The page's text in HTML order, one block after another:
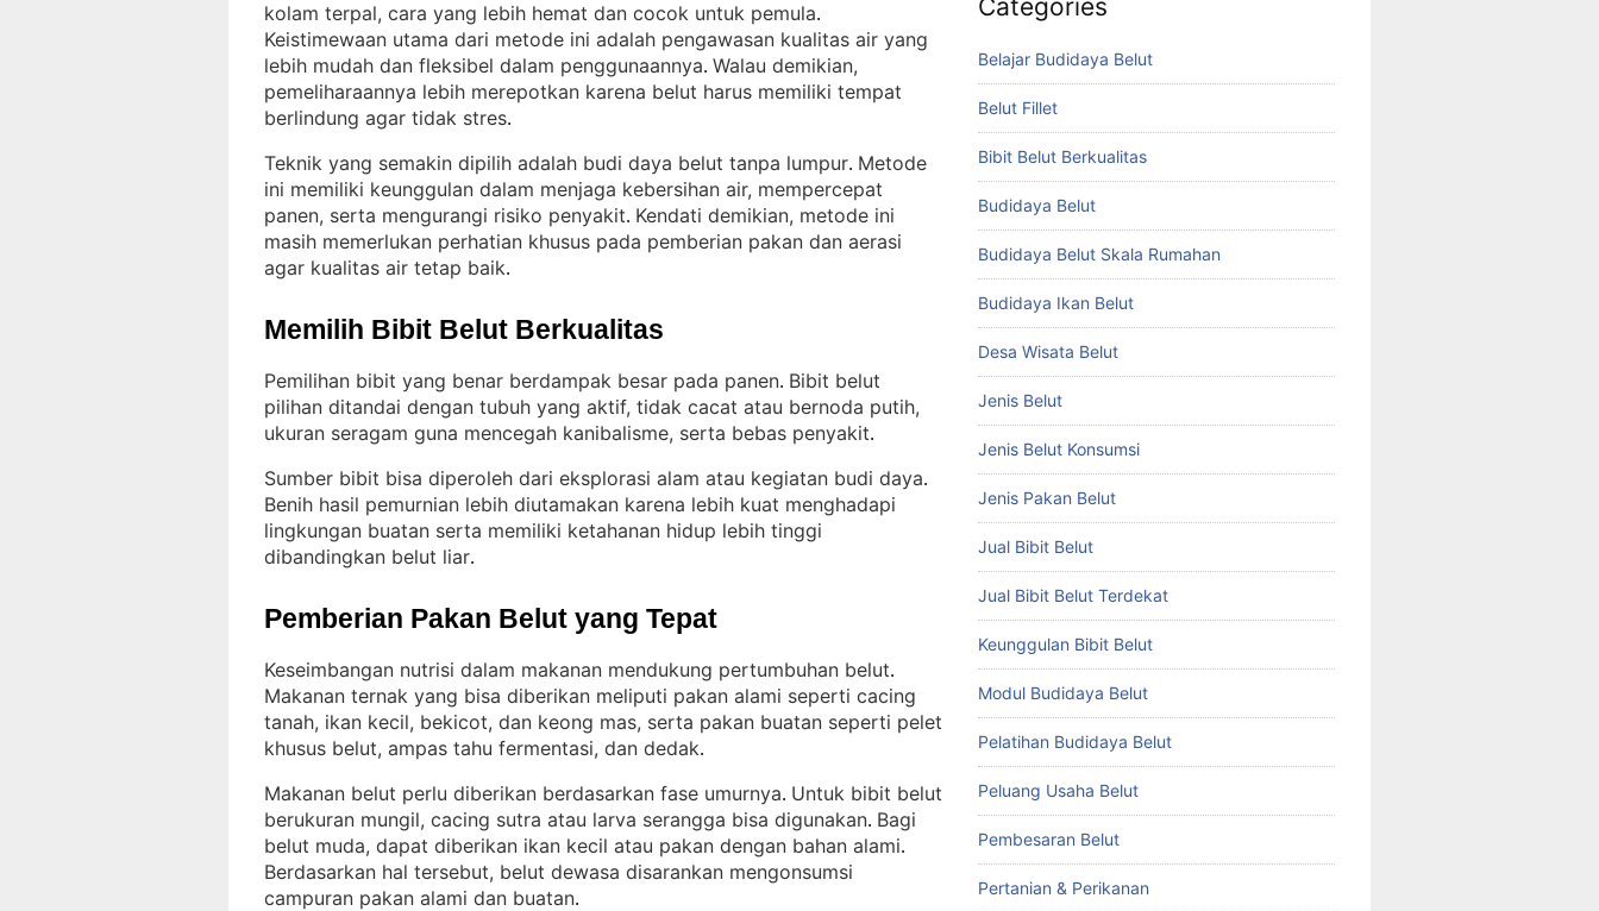
kolam terpal, cara yang lebih hemat dan cocok untuk pemula
Keistimewaan utama dari metode ini adalah pengawasan kualitas air yang
lebih mudah dan fleksibel dalam penggunaannya. Walau demikian,
pemeliharaannya lebih merepotkan karena belut harus memiliki tempat
berlindung agar tidak stres.
Teknik yang semakin dipilih adalah budi daya belut tanpa lumpur. Metode
ini memiliki keunggulan dalam menjaga kebersihan air, mempercepat
panen, serta mengurangi risiko penyakit. Kendati demikian, metode ini
masih memerlukan perhatian khusus pada pemberian pakan dan aerasi
agar kualitas air tetap baik.
Memilih Bibit Belut Berkualitas
Pemilihan bibit yang benar berdampak besar pada panen. Bibit belut
pilihan ditandai dengan tubuh yang aktif, tidak cacat atau bernoda putih,
ukuran seragam guna mencegah kanibalisme, serta bebas penyakit.
Sumber bibit bisa diperoleh dari eksplorasi alam atau kegiatan budi daya
Benih hasil pemurnian lebih diutamakan karena lebih kuat menghadapi
lingkungan buatan serta memiliki ketahanan hidup lebih tinggi
dibandingkan belut liar.
Pemberian Pakan Belut yang Tepat
Keseimbangan nutrisi dalam makanan mendukung pertumbuhan belut
Makanan ternak yang bisa diberikan meliputi pakan alami seperti cacing
tanah, ikan kecil, bekicot, dan keong mas, serta pakan buatan seperti pelet
khusus belut, ampas tahu fermentasi, dan dedak.
Makanan belut perlu diberikan berdasarkan fase umurnya. Untuk bibit belut
berukuran mungil, cacing sutra atau larva serangga bisa digunakan. Bagi
belut muda, dapat diberikan ikan kecil atau pakan dengan bahan alami
Berdasarkan hal tersebut, belut dewasa disarankan mengonsumsi
campuran pakan alami dan buatan.
Categories
Belajar Budidaya Belut
Belut Fillet
Bibit Belut Berkualitas
Budidaya Belut
Budidaya Belut Skala Rumahan
Budidaya Ikan Belut
Desa Wisata Belut
Jenis Belut
Jenis Belut Konsumsi
Jenis Pakan Belut
Jual Bibit Belut
Jual Bibit Belut Terdekat
Keunggulan Bibit Belut
Modul Budidaya Belut
Pelatihan Budidaya Belut
Peluang Usaha Belut
Pembesaran Belut
Pertanian & Perikanan